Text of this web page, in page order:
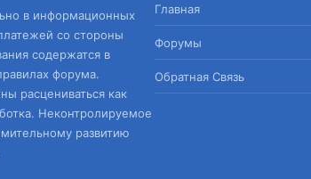
в информационных
со стороны
содержатся в
форума.
расцениваться как
Неконтролируемое
развитию
Главная
Форумы
Обратная Связь